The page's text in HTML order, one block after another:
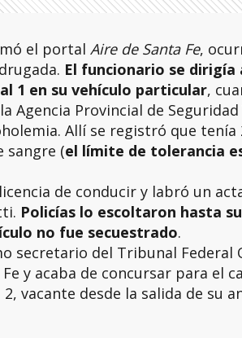
el portal Aire de Santa Fe,
El funcionario se dirigía
1 en su vehículo particular,
Agencia Provincial de Seguridad
Allí se registró que tenía
sangre (el límite de tolerancia
de conducir y labró un
Policías lo escoltaron hasta su
no fue secuestrado.
secretario del Tribunal Federal
y acaba de concursar para el
vacante desde la salida de su